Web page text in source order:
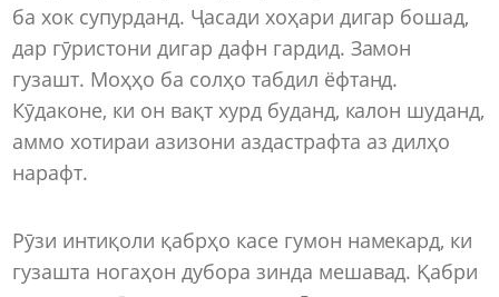
ба хок супурданд. Ҷасади хоҳари дигар бошад,
дар гӯристони дигар дафн гардид. Замон
гузашт. Моҳҳо ба солҳо табдил ёфтанд.
Кӯдаконе, ки он вақт хурд буданд, калон шуданд,
аммо хотираи азизони аздастрафта аз дилҳо
нарафт.
Рӯзи интиқоли қабрҳо касе гумон намекард, ки
гузашта ногаҳон дубора зинда мешавад. Қабри